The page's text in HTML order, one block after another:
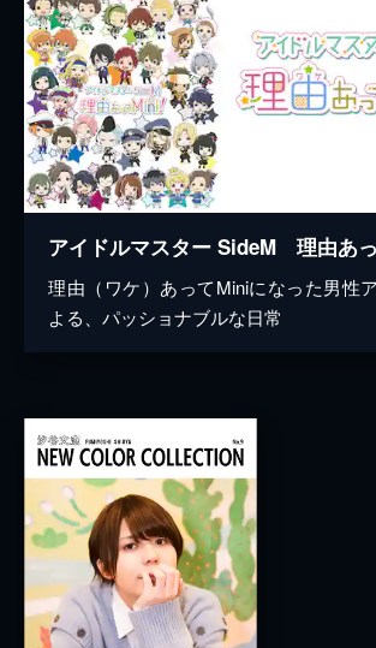
アイドルマスター SideM 理由あ
理由（ワケ）あってMiniになった男性
よる、パッショナブルな日常